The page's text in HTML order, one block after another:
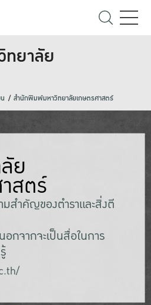
ยาลัย
สำนักพิมพ์มหาวิทยาลัยเกษตรศาสตร์
ย
สตร์
สำคัญของตำราและสิ่งตี
อกจากจะเป็นสื่อในการ